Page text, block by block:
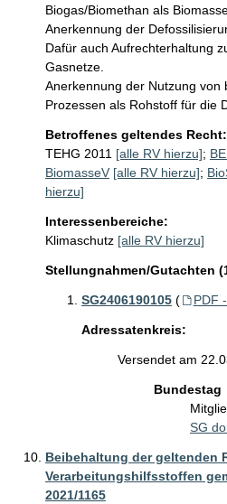
Biogas/Biomethan als
Anerkennung der
Dafür auch Aufrechterhaltung
Gasnetze.
Anerkennung der Nutzung von
Prozessen als Rohstoff für die
Betroffenes geltendes Recht:
TEHG 2011 [alle RV hierzu];
BiomasseV [alle RV hierzu];
hierzu]
Interessenbereiche:
Klimaschutz [alle RV hierzu]
Stellungnahmen/Gutachten
SG2406190105 ( PDF
Adressatenkreis:
Versendet am
Bundestag
SG
Beibehaltung der geltenden
Verarbeitungshilfsstoffen
2021/1165